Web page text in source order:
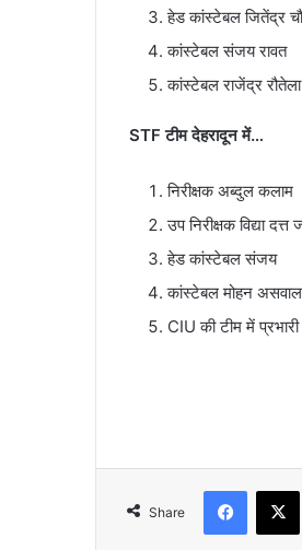
हेड कांस्टेबल जितेंद्र
कांस्टेबल संजय रावत
कांस्टेबल राजेंद्र रौतेला
STF टीम देहरादून में…
निरीक्षक अब्दुल कलाम
उप निरीक्षक विद्या दत्त
हेड कांस्टेबल संजय
कांस्टेबल मोहन असवाल
CIU की टीम में प्रभारी
Share